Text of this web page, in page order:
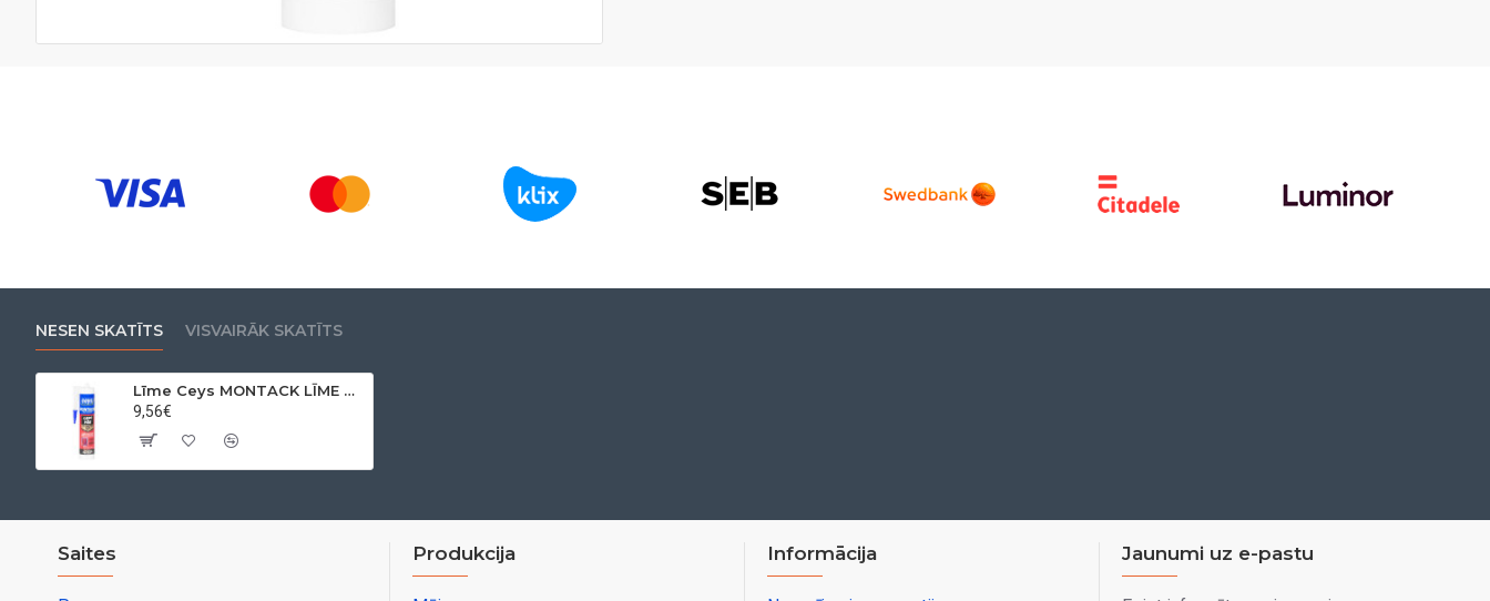
NESEN SKATĪTS VISVAIRĀK SKATĪTS
Līme Ceys MONTACK LĪME VISU MOMENTĀLI, 450 g
9,56€
Saites Produkcija Informācija Jaunumi uz e-pastu